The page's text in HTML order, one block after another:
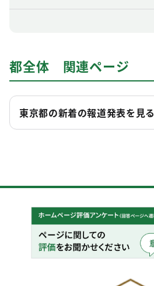
都全体 関連ページ
東京都の新着の報道発表を見る